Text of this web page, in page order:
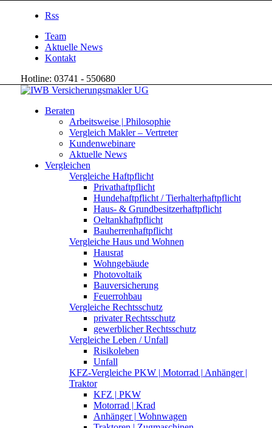
Rss
Team
Aktuelle News
Kontakt
Hotline: 03741 - 550680
Beraten
Arbeitsweise | Philosophie
Vergleich Makler – Vertreter
Kundenwebinare
Aktuelle News
Vergleichen
Vergleiche Haftpflicht
Privathaftpflicht
Hundehaftpflicht / Tierhalterhaftpflicht
Haus- & Grundbesitzerhaftpflicht
Oeltankhaftpflicht
Bauherrenhaftpflicht
Vergleiche Haus und Wohnen
Hausrat
Wohngebäude
Photovoltaik
Bauversicherung
Feuerrohbau
Vergleiche Rechtsschutz
privater Rechtsschutz
gewerblicher Rechtsschutz
Vergleiche Leben / Unfall
Risikoleben
Unfall
KFZ-Vergleiche PKW | Motorrad | Anhänger |
Traktor
KFZ | PKW
Motorrad | Krad
Anhänger | Wohnwagen